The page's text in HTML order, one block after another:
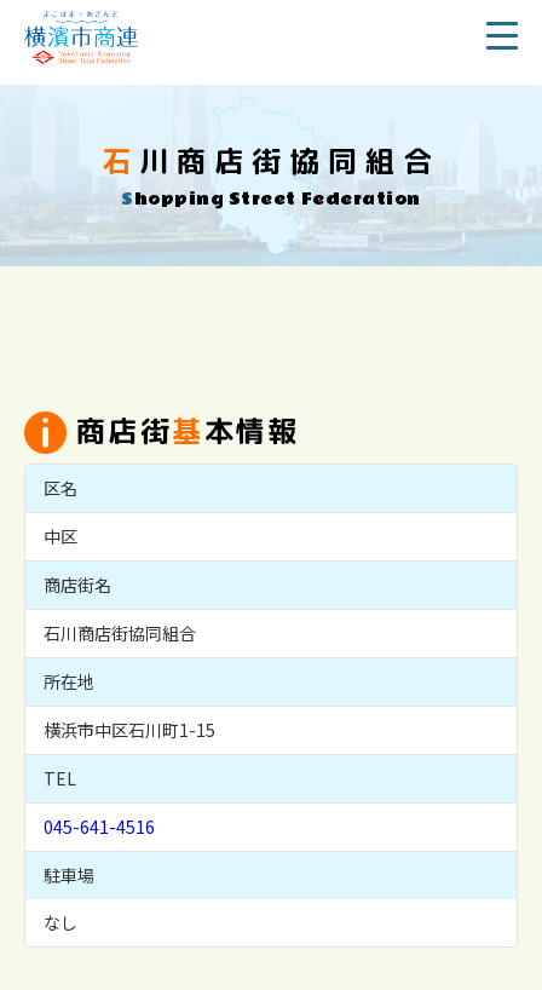
石川商店街協同組合
Shopping Street Federation
商店街基本情報
区名
中区
商店街名
石川商店街協同組合
所在地
横浜市中区石川町1-15
TEL
045-641-4516
駐車場
なし